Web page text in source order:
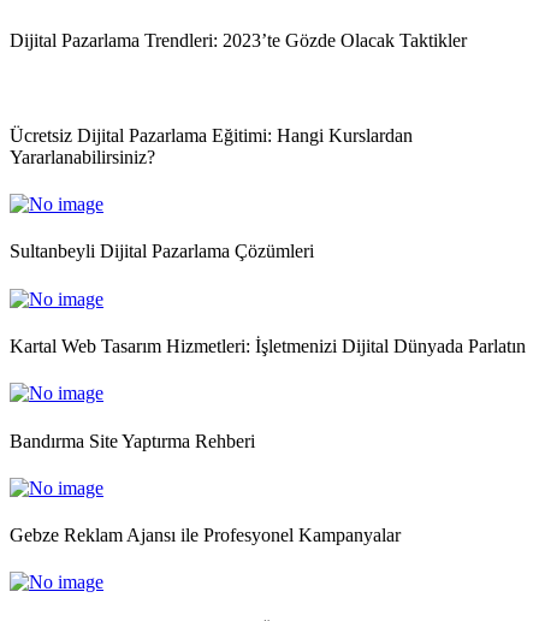
Dijital Pazarlama Trendleri: 2023’te Gözde Olacak Taktikler
Ücretsiz Dijital Pazarlama Eğitimi: Hangi Kurslardan
Yararlanabilirsiniz?
Sultanbeyli Dijital Pazarlama Çözümleri
Kartal Web Tasarım Hizmetleri: İşletmenizi Dijital Dünyada Parlatın
Bandırma Site Yaptırma Rehberi
Gebze Reklam Ajansı ile Profesyonel Kampanyalar